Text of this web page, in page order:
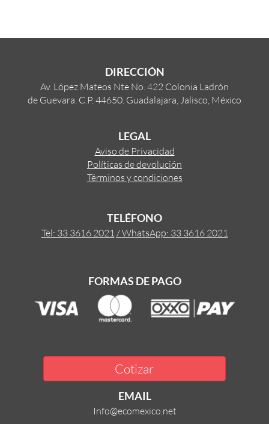
DIRECCIÓN
Av. López Mateos Nte No. 422 Colonia Ladrón
de Guevara. C.P. 44650. Guadalajara, Jalisco, México
LEGAL
Aviso de Privacidad
Políticas de devolución
Términos y condiciones
TELÉFONO
Tel: 33 3616 2021 / WhatsApp: 33 3616 2021
FORMAS DE PAGO
Cotizar
EMAIL
Info@ecomexico.net